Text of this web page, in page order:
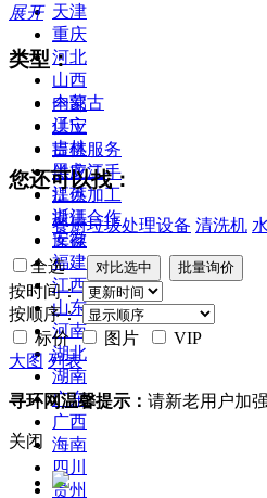
天津
重庆
河北
山西
内蒙古
辽宁
吉林
黑龙江
江苏
浙江
安徽
福建
江西
山东
河南
湖北
湖南
广东
广西
海南
四川
贵州
展开
类型：
全部
供应
提供服务
供应二手
提供加工
提供合作
库存
您还可以找：
餐厨垃圾处理设备 清洗机
全选
按时间：
按顺序：
标价
图片
VIP
大图 列表
寻环网温馨提示： 请新老用户加
关闭